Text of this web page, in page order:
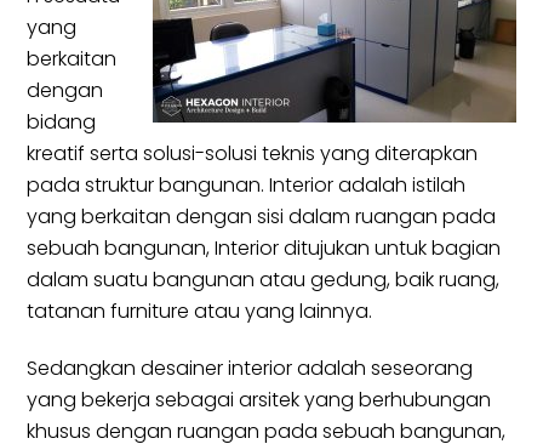
yang
berkaitan
dengan
bidang
kreatif serta solusi-solusi teknis yang diterapkan
pada struktur bangunan. Interior adalah istilah
yang berkaitan dengan sisi dalam ruangan pada
sebuah bangunan, Interior ditujukan untuk bagian
dalam suatu bangunan atau gedung, baik ruang,
tatanan furniture atau yang lainnya.
Sedangkan desainer interior adalah seseorang
yang bekerja sebagai arsitek yang berhubungan
khusus dengan ruangan pada sebuah bangunan,